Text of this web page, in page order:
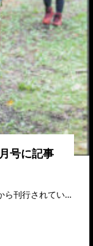
号に記事
公益財団法人 健康・体力づくり事業財団から刊行されている月刊「健康づくり」の8月号に記事を掲載い…